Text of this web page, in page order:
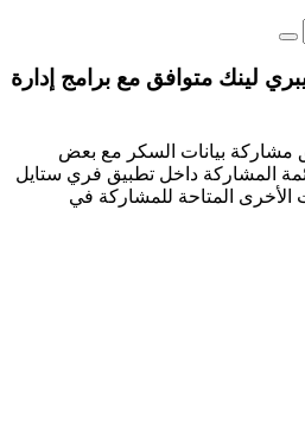
لينك متوافق مع برامج إدارة
مشاركة بيانات السكر مع بعض
المشاركة داخل تطبيق فري ستايل
الأخرى المتاحة للمشاركة في